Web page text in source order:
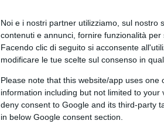
Noi e i nostri partner utilizziamo, sul nostro
contenuti e annunci, fornire funzionalità
Facendo clic di seguito si acconsente
modificare le tue scelte sul consenso in
Please note that this website/app uses
information including but not limited to
deny consent to Google and its third-party
in below Google consent section.